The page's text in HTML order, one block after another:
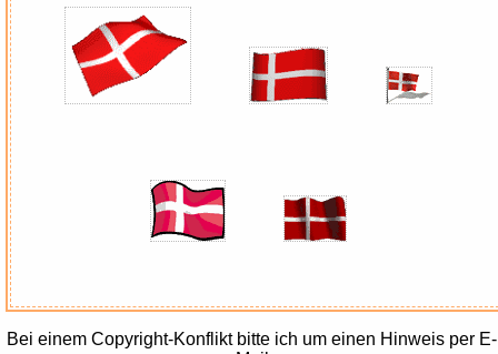
Bei einem Copyright-Konflikt bitte ich um einen Hinweis per E-